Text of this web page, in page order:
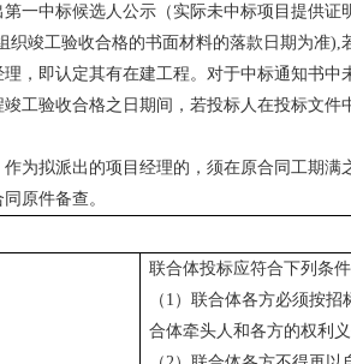
中标候选人公示（实际未中标项目提供证
织竣工验收合格的书面材料的落款日期为准),
，即认定其有在建工程。对于中标通知书
工验收合格之日期间，若投标人在投标文件
拟派出的项目经理的，须在原合同工期满
原件备查。
联合体投标应符合下列条件
（ 1 ）联合体各方必须按招
合体牵头人和各方的权利义